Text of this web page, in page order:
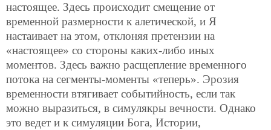
настоящее. Здесь происходит смещение от
временной размерности к алетической, и Я
настаивает на этом, отклоняя претензии на
«настоящее» со стороны каких-либо иных
моментов. Здесь важно расщепление временного
потока на сегменты-моменты «теперь». Эрозия
временности втягивает событийность, если так
можно выразиться, в симулякры вечности. Однако
это ведет и к симуляции Бога, Истории,